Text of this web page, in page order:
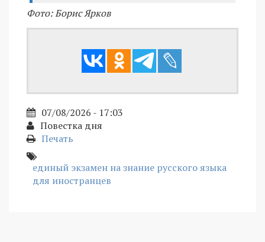
Фото: Борис Ярков
07/08/2026 - 17:03
Повестка дня
Печать
единый экзамен на знание русского языка
для иностранцев